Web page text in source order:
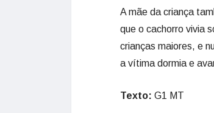
A mãe da criança
que o cachorro vivia
crianças maiores, e
a vítima dormia e
Texto: G1 MT